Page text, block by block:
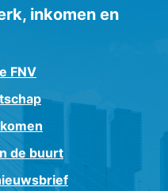
inkomen en
FNV
de buurt